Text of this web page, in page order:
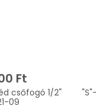
Ft
csőfogó 1/2"
09